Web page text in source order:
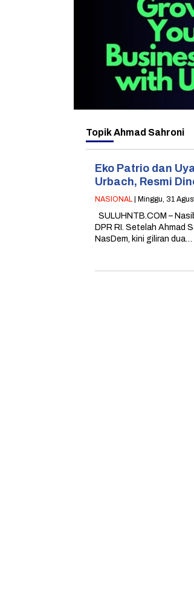
TopikAhmad Sahroni
Eko Patrio dan
Urbach, Resmi
NASIONAL | Minggu, 31
SULUHNTB.COM –
DPR RI. Setelah Ahmad
NasDem, kini giliran dua…